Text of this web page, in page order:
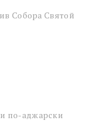
Собора Святой
по-аджарски